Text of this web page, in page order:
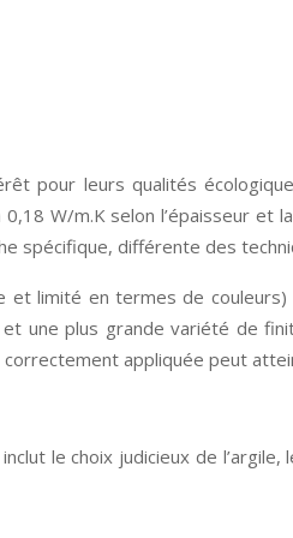
pour leurs qualités
W/m.K selon l’épaisseur
spécifique, différente des
limité en termes de
une plus grande variété de
appliquée peut
le choix judicieux de